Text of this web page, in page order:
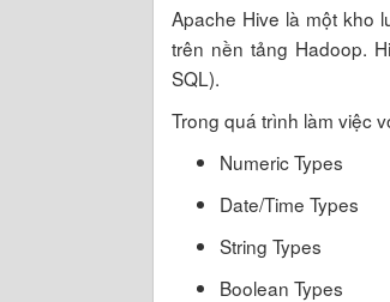
Apache Hive là một kho
trên nền tảng Hadoop.
SQL).
Trong quá trình làm việc
Numeric Types
Date/Time Types
String Types
Boolean Types